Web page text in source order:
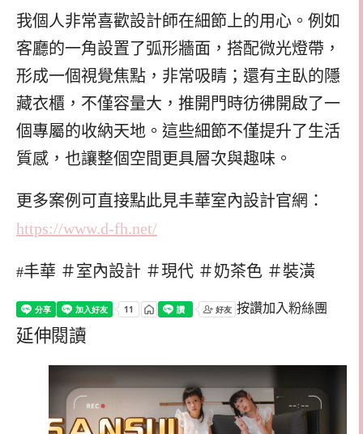
我個人非常喜歡設計師在細節上的用心。例如
客廳的一角設置了弧形牆面，搭配微光燈帶，
形成一個視覺焦點，非常吸睛； 還有主臥的隱
藏衣櫃，不僅容量大，推開門時彷彿開啟了一
個專屬的收納天地。這些細節不僅提升了生活
質感，也讓整個空間更具層次與趣味。
更多案例可直接點此見丰華室內設計官網：
https://www.d-fh.net/
#丰華 ＃室內設計 ＃現代 ＃奶茶色 ＃裝潢
按讚加入粉絲團
延伸閱讀